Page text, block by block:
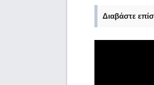
Διαβάστε